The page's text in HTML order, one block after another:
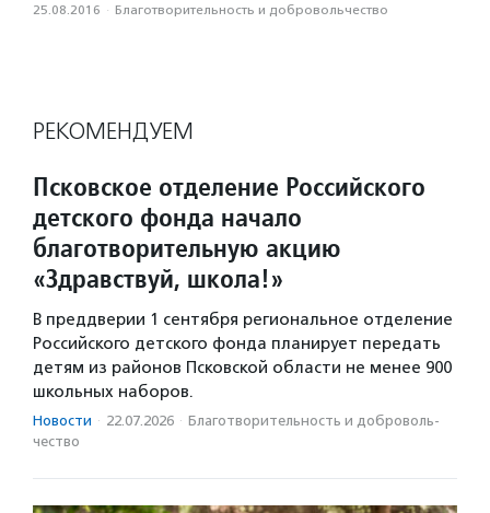
25.08.2016 · Благотвори­тель­ность и доброволь­чест­во
РЕКОМЕНДУЕМ
Псковское отделение Российского
детского фонда начало
благотворительную акцию
«Здравствуй, школа!»
В преддверии 1 сентября региональное отделение
Российского детского фонда планирует передать
детям из районов Псковской области не менее 900
школьных наборов.
Новости · 22.07.2026 · Благотвори­тель­ность и доброволь­
чест­во